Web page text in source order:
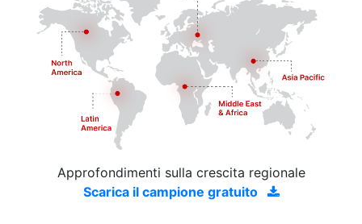
Approfondimenti sulla crescita regionale
Scarica il campione gratuito